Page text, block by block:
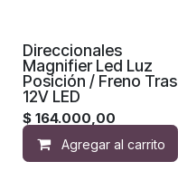
¡Nuevo!
Direccionales
Magnifier Led Luz
Posición / Freno Tras
12V LED
$ 164.000,00
Agregar al carrito